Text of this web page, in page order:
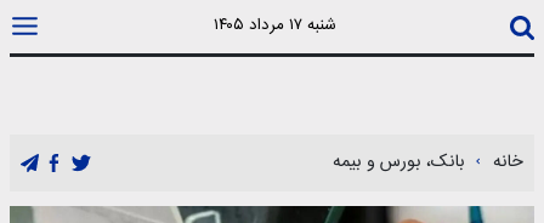
شنبه ۱۷ مرداد ۱۴۰۵
خانه بانک، بورس و بیمه